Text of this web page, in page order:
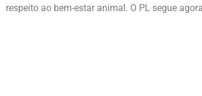
respeito ao bem-estar animal. O PL segue